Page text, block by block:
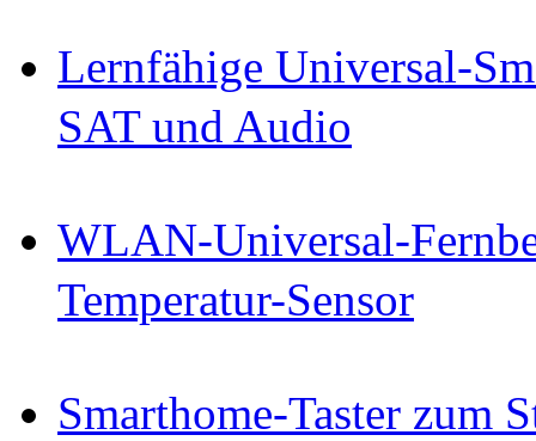
Lernfähige Universal-
SAT und Audio
WLAN-Universal-
Temperatur-Sensor
Smarthome-Taster zum